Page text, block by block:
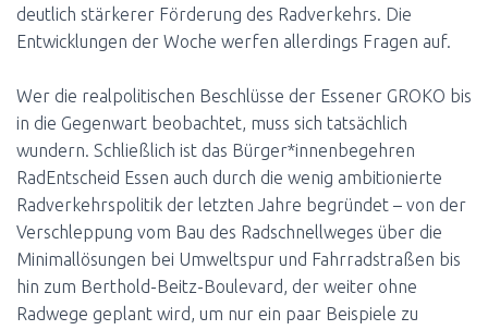
deutlich stärkerer Förderung des Radverkehrs. Die
Entwicklungen der Woche werfen allerdings Fragen auf.
Wer die realpolitischen Beschlüsse der Essener GROKO bis
in die Gegenwart beobachtet, muss sich tatsächlich
wundern. Schließlich ist das Bürger*innenbegehren
RadEntscheid Essen auch durch die wenig ambitionierte
Radverkehrspolitik der letzten Jahre begründet – von der
Verschleppung vom Bau des Radschnellweges über die
Minimallösungen bei Umweltspur und Fahrradstraßen bis
hin zum Berthold-Beitz-Boulevard, der weiter ohne
Radwege geplant wird, um nur ein paar Beispiele zu